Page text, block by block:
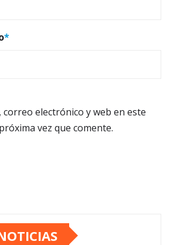
*
electrónico y web en este
vez que comente.